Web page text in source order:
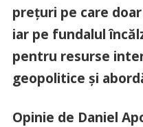
prețuri pe care
iar pe fundalul
pentru resurse
geopolitice și
Opinie de Daniel